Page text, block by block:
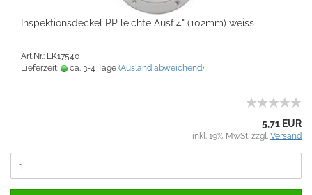
Inspektionsdeckel PP leichte Ausf.4" (102mm) weiss
Art.Nr.: EK17540
Lieferzeit:
ca. 3-4 Tage (Ausland abweichend)
5,71 EUR
inkl. 19% MwSt. zzgl. Versand